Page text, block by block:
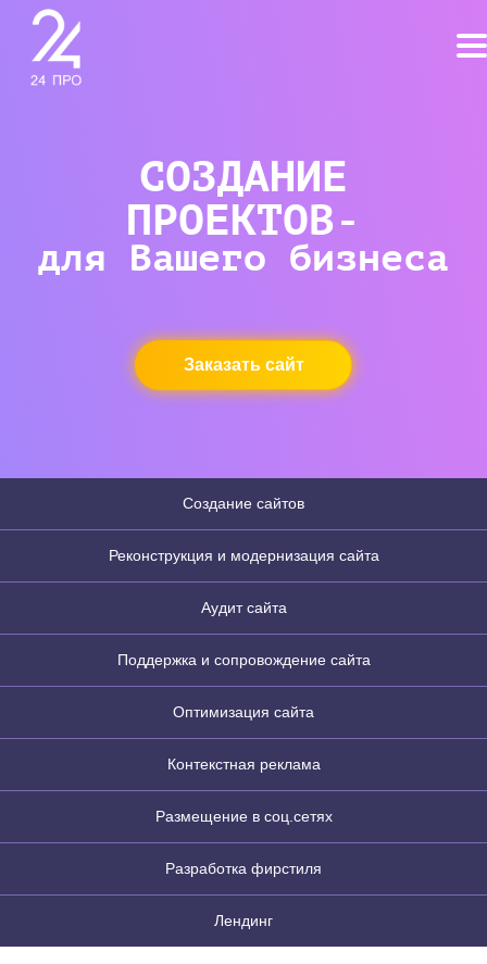
СОЗДАНИЕ
ПРОЕКТОВ-
для Вашего бизнеса
Заказать сайт
Создание сайтов
Реконструкция и модернизация сайта
Аудит сайта
Поддержка и сопровождение сайта
Оптимизация сайта
Контекстная реклама
Размещение в соц.сетях
Разработка фирстиля
Лендинг